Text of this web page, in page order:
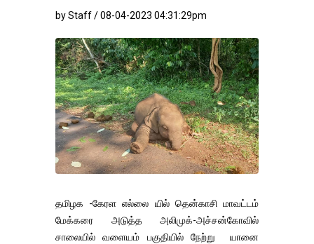
by Staff / 08-04-2023 04:31:29pm
தமிழக -கேரள எல்லை யில் தென்காசி மாவட்டம்
மேக்கரை அடுத்த அலிமுக்-அச்சன்கோவில்
சாலையில் வளையம் பகுதியில் நேற்று யானை